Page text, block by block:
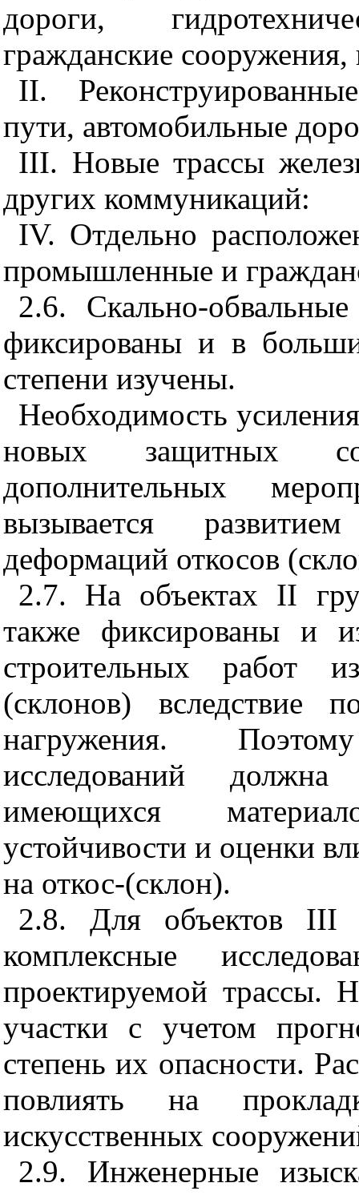
дороги,
гражданские
II.
пути, автомобильные
III. Новые трассы
других коммуникаций:
IV. Отдельно
промышленные и
2.6. Скально-
фиксированы и в
степени изучены.
Необходимость
новых защитных
дополнительных
вызывается
деформаций откосов
2.7. На объектах II
также фиксированы и
строительных работ
(склонов) вследствие
нагружения.
исследований
имеющихся
устойчивости и оценки
на откос-(склон).
2.8. Для объектов III
комплексные
проектируемой трассы.
участки с учетом
степень их опасности.
повлиять на
искусственных
2.9. Инженерные